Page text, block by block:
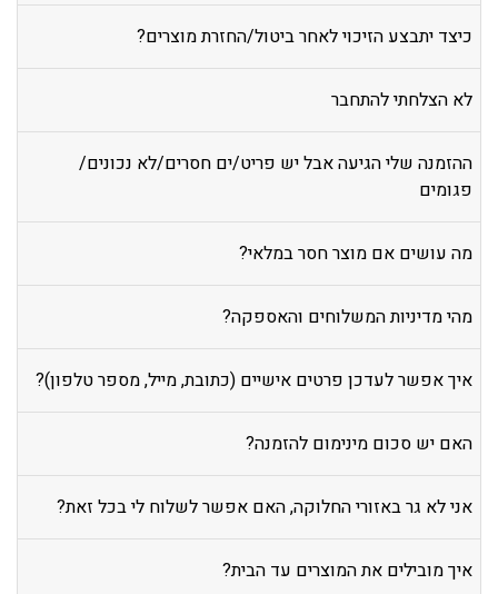
כיצד יתבצע הזיכוי לאחר ביטול/החזרת מוצרים?
לא הצלחתי להתחבר
ההזמנה שלי הגיעה אבל יש פריט/ים חסרים/לא נכונים/
פגומים
מה עושים אם מוצר חסר במלאי?
מהי מדיניות המשלוחים והאספקה?
איך אפשר לעדכן פרטים אישיים (כתובת, מייל, מספר טלפון)?
האם יש סכום מינימום להזמנה?
אני לא גר באזורי החלוקה, האם אפשר לשלוח לי בכל זאת?
איך מובילים את המוצרים עד הבית?